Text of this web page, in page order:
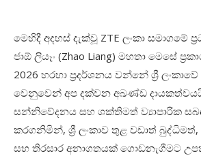
මෙහිදී අදහස් දැක්වූ ZTE ලංකා සමාගමේ ප්
ජාඕ ලියෑං (Zhao Liang) මහතා මෙසේ
2026 හරහා ප්රදර්ශනය වන්නේ ශ් ලංකාවේ
වෙනුවෙන් අප දක්වන අඛණ්ඩ
සන්නිවේදනය සහ ශක්තිමත් ව්යාපාරික
කරගනිමින්, ශ් ලංකාව තුළ වඩාත් බුද්ධිමත්,
සහ තිරසාර අනාගතයක් ගොඩනැගීමට